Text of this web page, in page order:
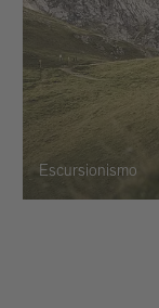
Escursionismo